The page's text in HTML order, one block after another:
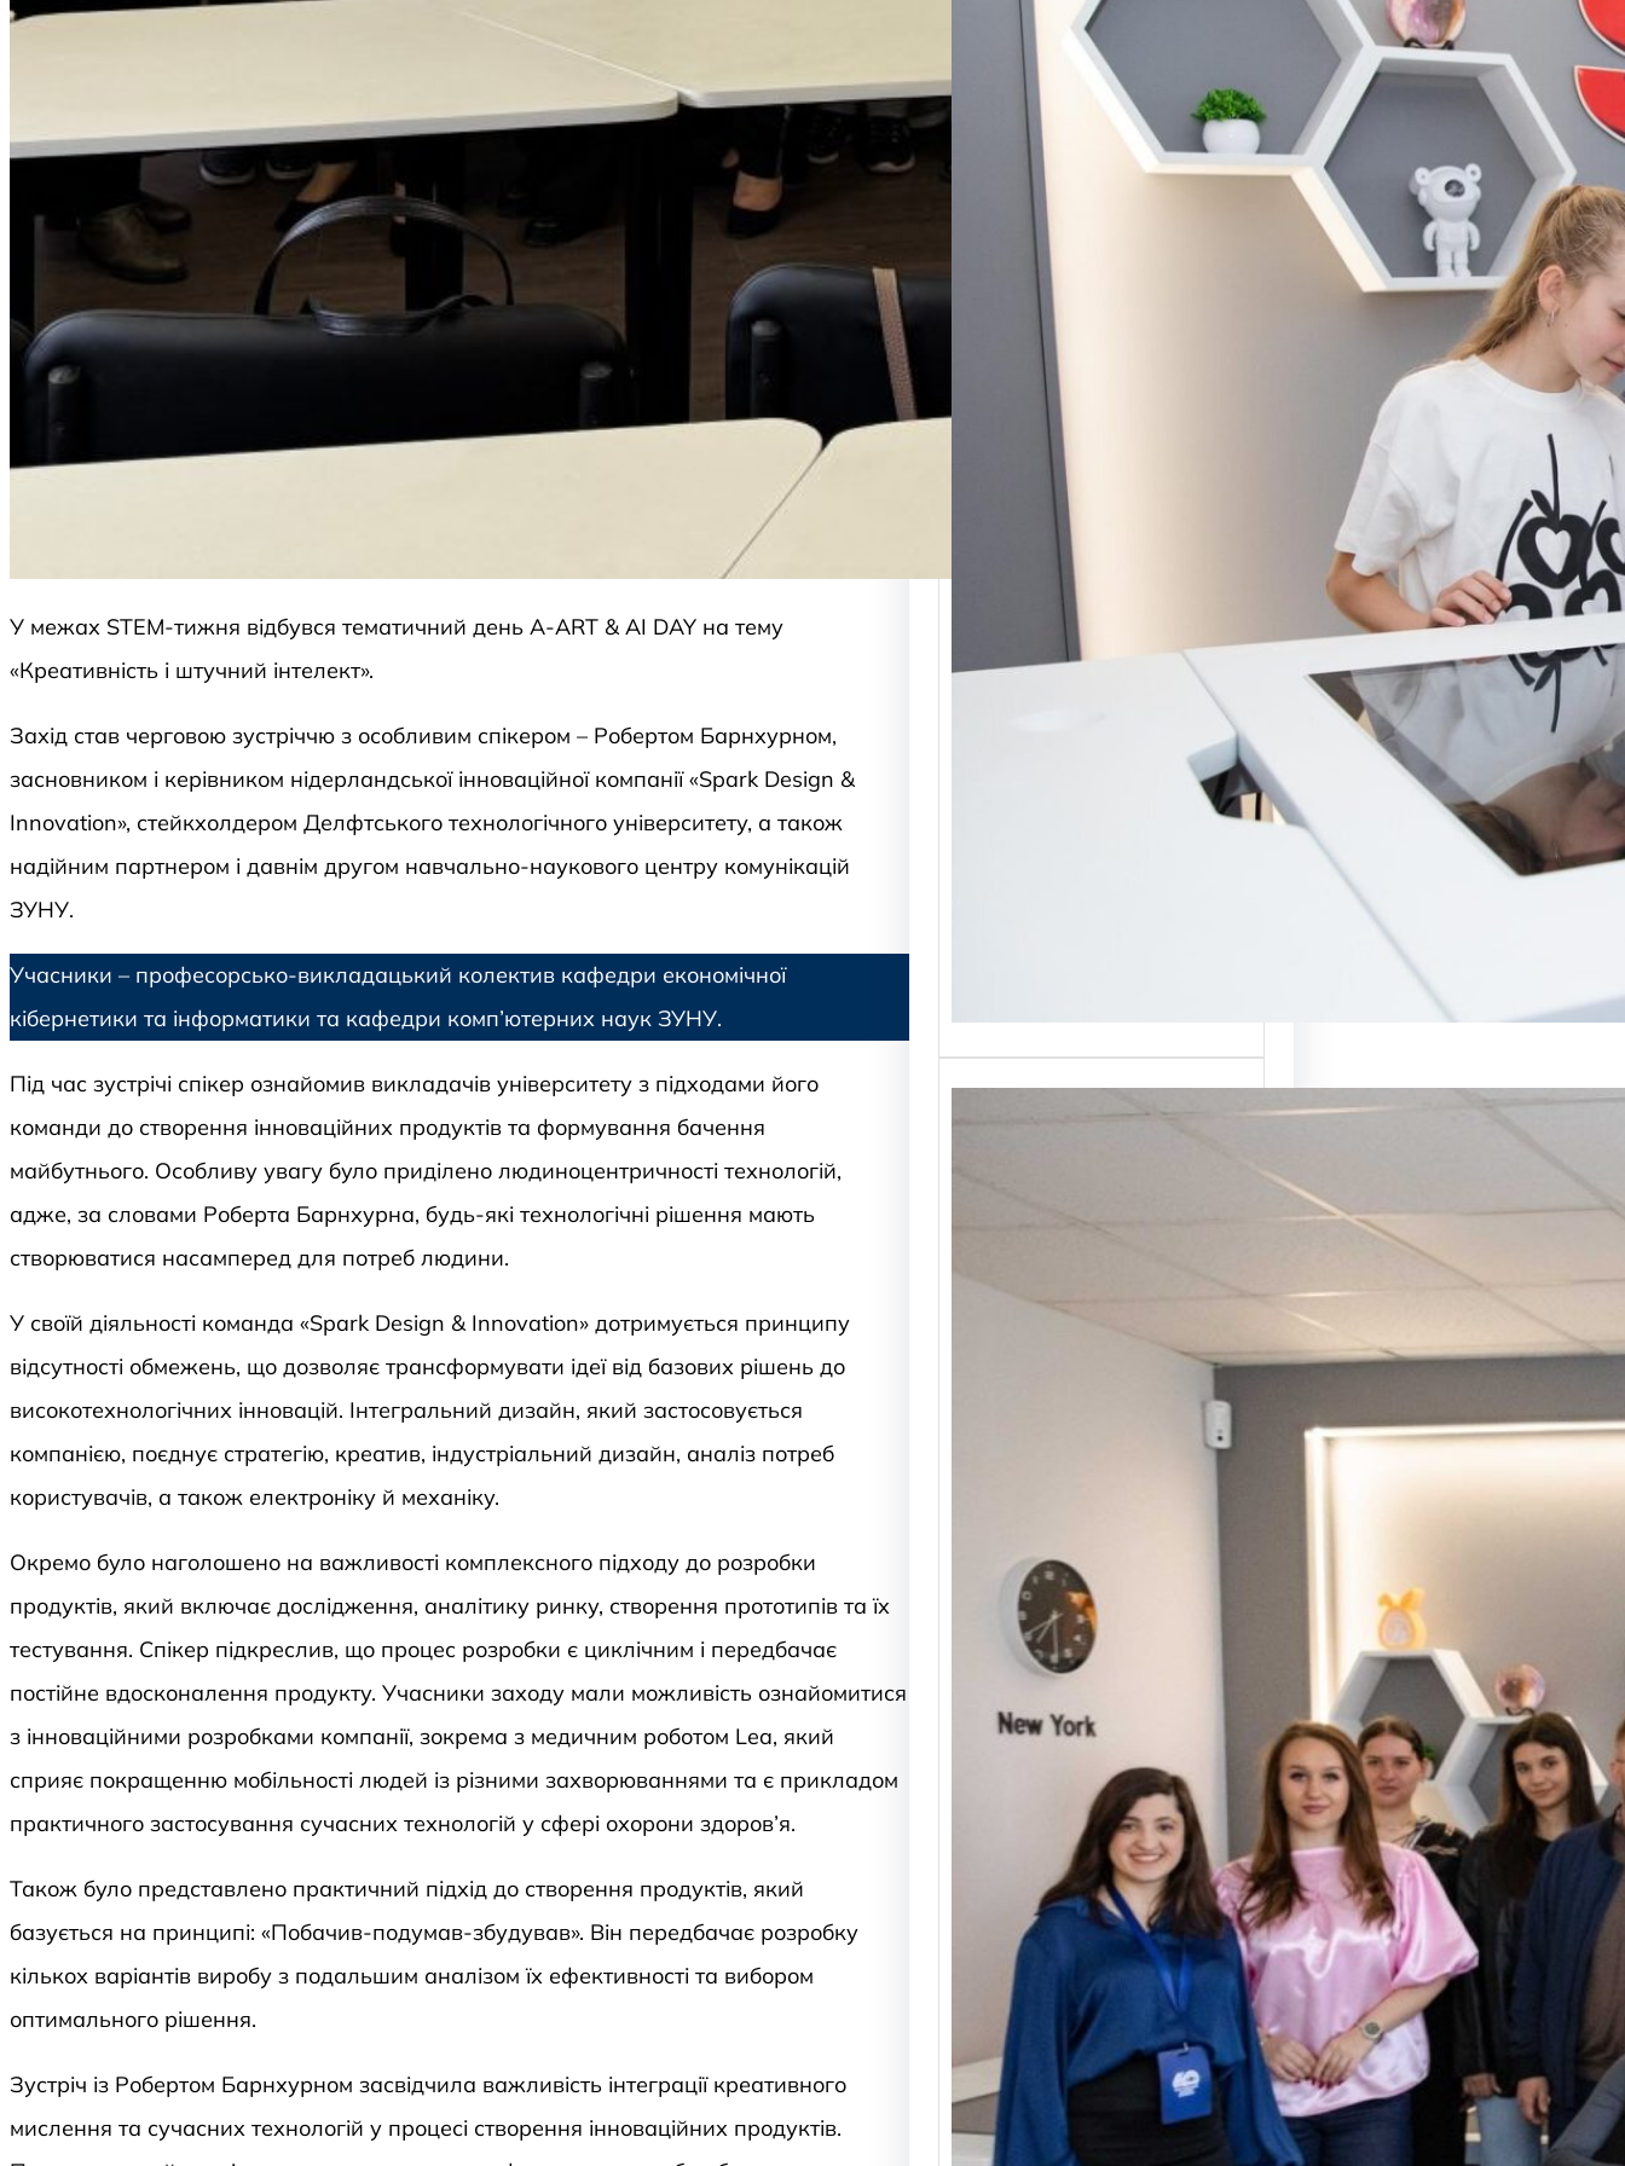
У межах STEM-тижня відбувся тематичний день A-ART & AI DAY на тему
«Креативність і штучний інтелект».
Захід став черговою зустріччю з особливим спікером – Робертом Барнхурном,
засновником і керівником нідерландської інноваційної компанії «Spark Design &
Innovation», стейкхолдером Делфтського технологічного університету, а також
надійним партнером і давнім другом навчально-наукового центру комунікацій
ЗУНУ.
Учасники – професорсько-викладацький колектив кафедри економічної
кібернетики та інформатики та кафедри комп’ютерних наук ЗУНУ.
Під час зустрічі спікер ознайомив викладачів університету з підходами його
команди до створення інноваційних продуктів та формування бачення
майбутнього. Особливу увагу було приділено людиноцентричності технологій,
адже, за словами Роберта Барнхурна, будь-які технологічні рішення мають
створюватися насамперед для потреб людини.
У своїй діяльності команда «Spark Design & Innovation» дотримується принципу
відсутності обмежень, що дозволяє трансформувати ідеї від базових рішень до
високотехнологічних інновацій. Інтегральний дизайн, який застосовується
компанією, поєднує стратегію, креатив, індустріальний дизайн, аналіз потреб
користувачів, а також електроніку й механіку.
Окремо було наголошено на важливості комплексного підходу до розробки
продуктів, який включає дослідження, аналітику ринку, створення прототипів та їх
тестування. Спікер підкреслив, що процес розробки є циклічним і передбачає
постійне вдосконалення продукту. Учасники заходу мали можливість ознайомитися
з інноваційними розробками компанії, зокрема з медичним роботом Lea, який
сприяє покращенню мобільності людей із різними захворюваннями та є прикладом
практичного застосування сучасних технологій у сфері охорони здоров’я.
Також було представлено практичний підхід до створення продуктів, який
базується на принципі: «Побачив-подумав-збудував». Він передбачає розробку
кількох варіантів виробу з подальшим аналізом їх ефективності та вибором
оптимального рішення.
Зустріч із Робертом Барнхурном засвідчила важливість інтеграції креативного
мислення та сучасних технологій у процесі створення інноваційних продуктів.
Юні дослідники у
світі STEM:
ознайомчий візит
учнів ТСШ №7 з
поглибленим
вивченням
іноземних мов до
науково-дослідної
лабораторії STEM-
освіти ЗУНУ
На базі науково-
дослідної лабораторії
STEM-освіти ЗУНУ
відбувся інтерактивний
захід для…
Воркшоп «Клуб
переговорів:
симуляції
фінансових рішень
та мистецтво
укладання угод»
Надзвичайно цікавий,
практичний і справді
натхненний воркшоп
відбувся у Науково-
дослідній…